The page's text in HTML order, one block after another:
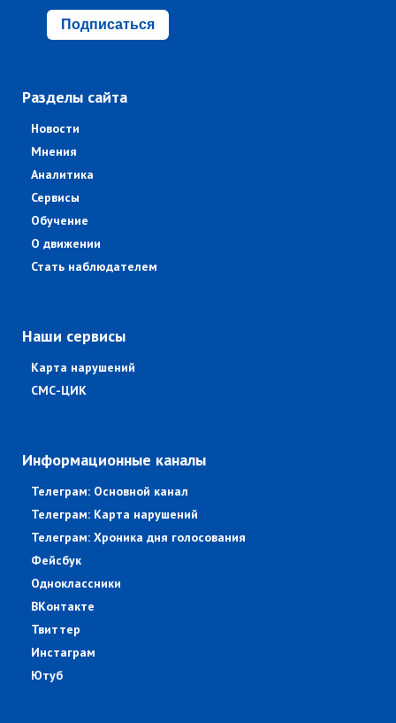
Подписаться
Разделы сайта
Новости
Мнения
Аналитика
Сервисы
Обучение
О движении
Стать наблюдателем
Наши сервисы
Карта нарушений
СМС-ЦИК
Информационные каналы
Телеграм: Основной канал
Телеграм: Карта нарушений
Телеграм: Хроника дня голосования
Фейсбук
Одноклассники
ВКонтакте
Твиттер
Инстаграм
Ютуб